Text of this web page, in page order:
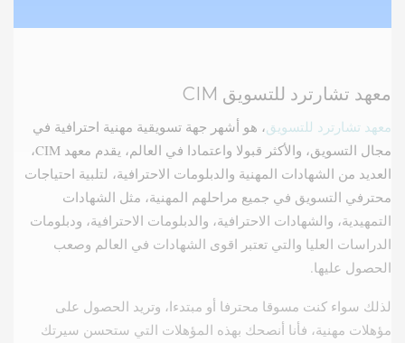
معهد تشارترد للتسويق CIM
معهد تشارترد للتسويق، هو أشهر جهة تسويقية مهنية احترافية في
مجال التسويق، والأكثر قبولا واعتمادا في العالم، يقدم معهد CIM،
العديد من الشهادات المهنية والدبلومات الاحترافية، لتلبية احتياجات
محترفي التسويق في جميع مراحلهم المهنية، مثل الشهادات
التمهيدية، والشهادات الاحترافية، والدبلومات الاحترافية، ودبلومات
الدراسات العليا والتي تعتبر اقوى الشهادات في العالم وصعب
الحصول عليها.
لذلك سواء كنت مسوقا محترفا أو مبتدءا، وتريد الحصول على
مؤهلات مهنية، فأنا أنصحك بهذه المؤهلات التي ستحسن سيرتك